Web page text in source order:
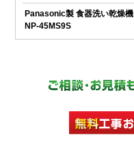
Panasonic製 食器洗い乾燥機
NP-45MS9S